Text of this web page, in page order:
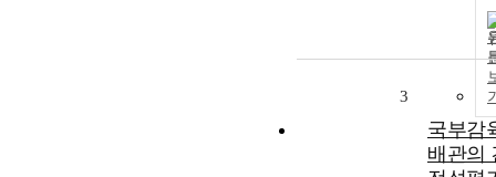
3
국부감
배관의